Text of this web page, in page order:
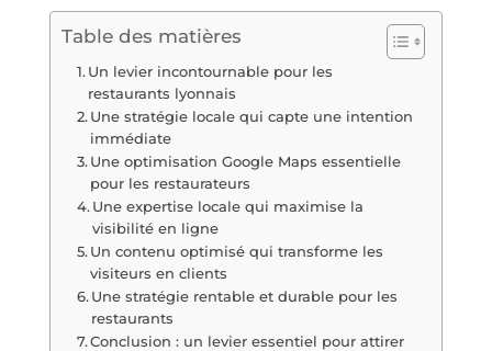
Table des matières
Un levier incontournable pour les
restaurants lyonnais
Une stratégie locale qui capte une intention
immédiate
Une optimisation Google Maps essentielle
pour les restaurateurs
Une expertise locale qui maximise la
visibilité en ligne
Un contenu optimisé qui transforme les
visiteurs en clients
Une stratégie rentable et durable pour les
restaurants
Conclusion : un levier essentiel pour attirer